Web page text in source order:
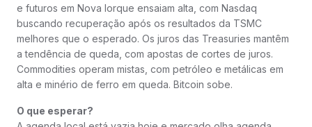
e futuros em Nova Iorque ensaiam alta, com Nasdaq
buscando recuperação após os resultados da TSMC
melhores que o esperado. Os juros das Treasuries mantêm
a tendência de queda, com apostas de cortes de juros.
Commodities operam mistas, com petróleo e metálicas em
alta e minério de ferro em queda. Bitcoin sobe.
O que esperar?